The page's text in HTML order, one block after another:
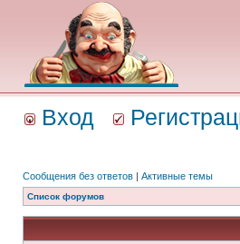
Вход
Сообщения без ответов | Активные темы
Список форумов